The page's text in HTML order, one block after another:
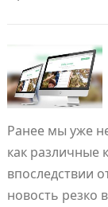
Ранее мы уже
как различные
впоследствии
новость резко